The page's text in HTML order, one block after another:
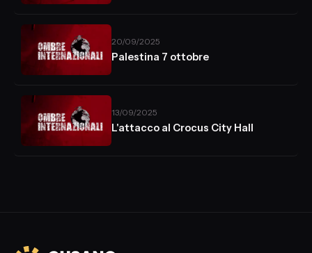
20/09/2025
Palestina 7 ottobre
13/09/2025
L'attacco al Crocus City Hall